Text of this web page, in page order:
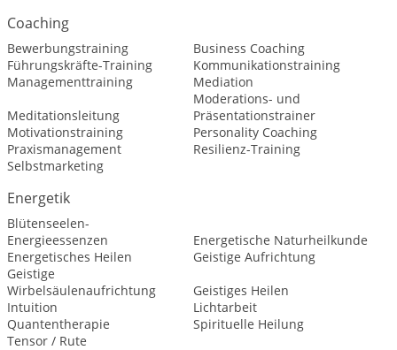
Coaching
Bewerbungstraining
Business Coaching
Führungskräfte-Training
Kommunikationstraining
Managementtraining
Mediation
Meditationsleitung
Moderations- und
Präsentationstrainer
Motivationstraining
Personality Coaching
Praxismanagement
Resilienz-Training
Selbstmarketing
Energetik
Blütenseelen-
Energieessenzen
Energetische Naturheilkunde
Energetisches Heilen
Geistige Aufrichtung
Geistige
Wirbelsäulenaufrichtung
Geistiges Heilen
Intuition
Lichtarbeit
Quantentherapie
Spirituelle Heilung
Tensor / Rute